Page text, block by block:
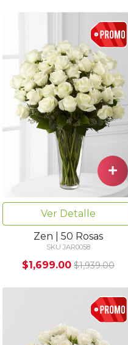
Ver Detalle
Zen | 50 Rosas
SKU JAR0058
$1,699.00 $1,939.00